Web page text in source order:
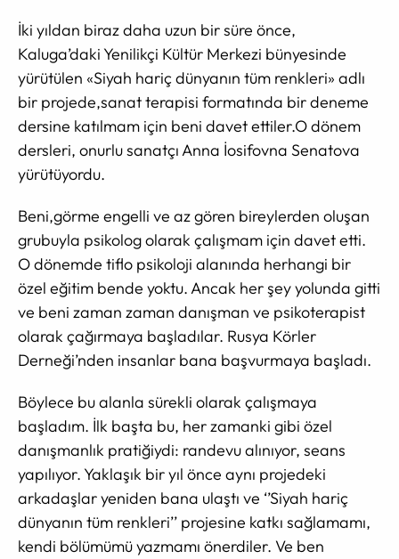
İki yıldan biraz daha uzun bir süre önce,
Kaluga’daki Yenilikçi Kültür Merkezi bünyesinde
yürütülen «Siyah hariç dünyanın tüm renkleri» adlı
bir projede,sanat terapisi formatında bir deneme
dersine katılmam için beni davet ettiler.O dönem
dersleri, onurlu sanatçı Anna İosifovna Senatova
yürütüyordu.
Beni,görme engelli ve az gören bireylerden oluşan
grubuyla psikolog olarak çalışmam için davet etti.
O dönemde tiflo psikoloji alanında herhangi bir
özel eğitim bende yoktu. Ancak her şey yolunda gitti
ve beni zaman zaman danışman ve psikoterapist
olarak çağırmaya başladılar. Rusya Körler
Derneği’nden insanlar bana başvurmaya başladı.
Böylece bu alanla sürekli olarak çalışmaya
başladım. İlk başta bu, her zamanki gibi özel
danışmanlık pratiğiydi: randevu alınıyor, seans
yapılıyor. Yaklaşık bir yıl önce aynı projedeki
arkadaşlar yeniden bana ulaştı ve ‘’Siyah hariç
dünyanın tüm renkleri’’ projesine katkı sağlamamı,
kendi bölümümü yazmamı önerdiler. Ve ben